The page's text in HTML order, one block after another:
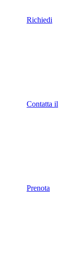
Richiedi
Contatta il
Prenota